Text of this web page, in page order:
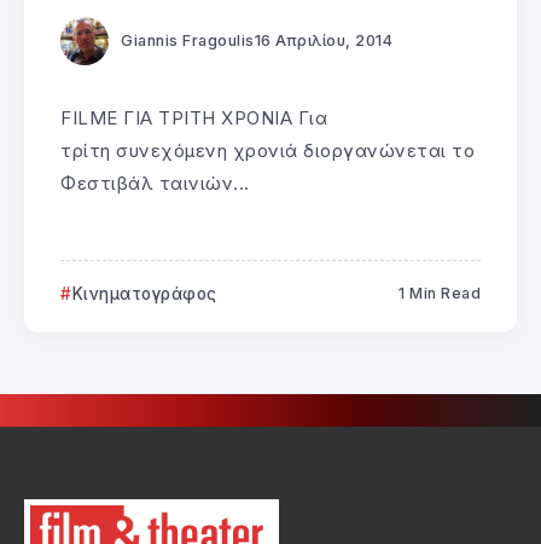
Giannis Fragoulis16 Απριλίου, 2014
FILME ΓΙΑ ΤΡΙΤΗ ΧΡΟΝΙΑ Για
τρίτη συνεχόμενη χρονιά διοργανώνεται το
Φεστιβάλ ταινιών...
Κινηματογράφος 1 Min Read